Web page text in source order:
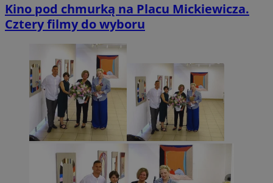
Kino pod chmurką na Placu Mickiewicza.
Cztery filmy do wyboru